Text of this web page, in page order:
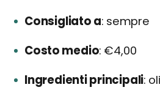
Consigliato a sempre
Costo medio €4,00
Ingredienti principali